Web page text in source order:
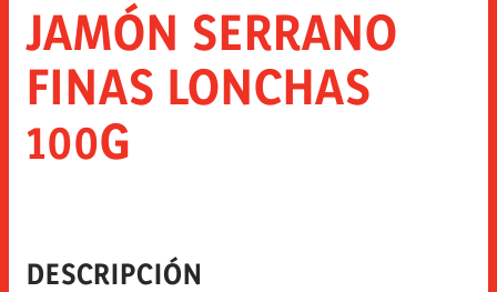
JAMÓN SERRANO
FINAS LONCHAS
100G
DESCRIPCIÓN